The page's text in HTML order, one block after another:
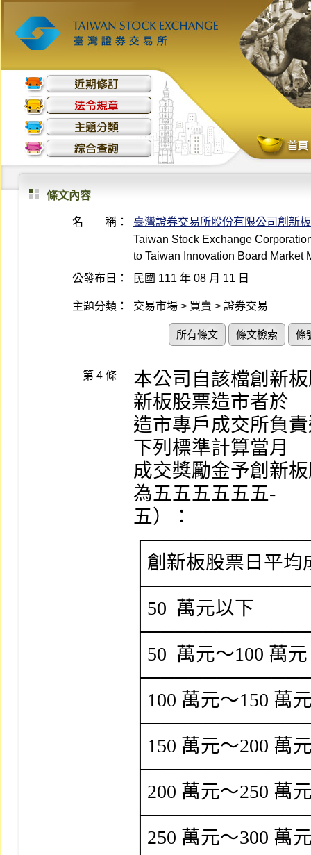
條文內容
名 稱：
臺灣證券交易所股份有限公司創新
Taiwan Stock Exchange
to Taiwan Innovation Board Market
公發布日：
民國 111 年 08 月 11 日
主題分類： 交易市場 > 買賣 > 證券交易
所有條文 條文檢索 條
第 4 條
本公司自該檔創新
新板股票造市者於
造市專戶成交所負
下列標準計算當月
成交獎勵金予創新
為五五五五五五-
五）：
│創新板股票日平
│50  萬元以下
│50  萬元～100 萬
│100 萬元～150 萬
│150 萬元～200 萬
│200 萬元～250 萬
│250 萬元～300 萬